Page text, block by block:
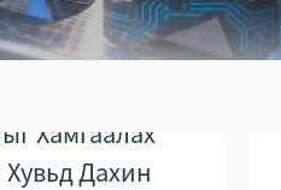
Хамгаалах
Дахин